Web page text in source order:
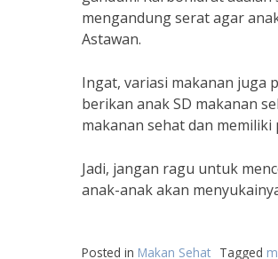
mengandung serat agar
Astawan.
Ingat, variasi makanan juga
berikan anak SD makanan
makanan sehat dan
Jadi, jangan ragu untuk
anak-anak akan
Posted in Makan Sehat Tagged